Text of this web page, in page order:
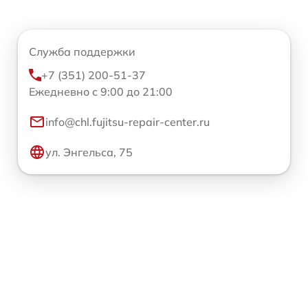
Служба поддержки
+7 (351) 200-51-37
Ежедневно с 9:00 до 21:00
info@chl.fujitsu-repair-center.ru
ул. Энгельса, 75